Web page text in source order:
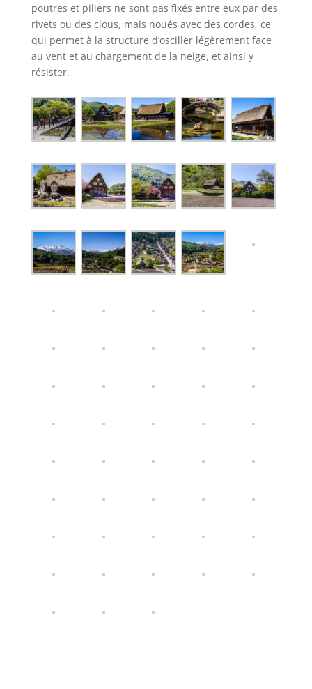
poutres et piliers ne sont pas fixés entre eux par des
rivets ou des clous, mais noués avec des cordes, ce
qui permet à la structure d’osciller légèrement face
au vent et au chargement de la neige, et ainsi y
résister.